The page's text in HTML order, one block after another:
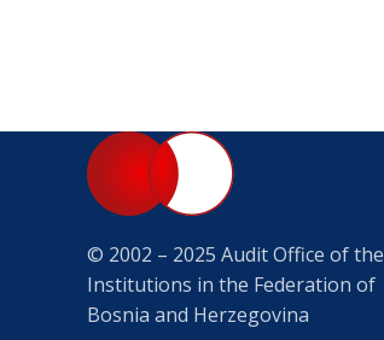
© 2002 – 2025 Audit Office of the
Institutions in the Federation of
Bosnia and Herzegovina